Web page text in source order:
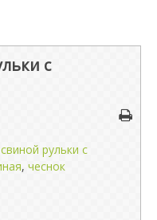
с
рульки с
, чеснок